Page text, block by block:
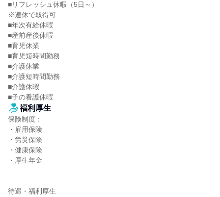
■リフレッシュ休暇（5日～）
※連休で取得可
■年次有給休暇
■産前産後休暇
■育児休業
■育児短時間勤務
■介護休業
■介護短時間勤務
■介護休暇
■子の看護休暇
福利厚生
保険制度：
・雇用保険
・労災保険
・健康保険
・厚生年金
待遇・福利厚生